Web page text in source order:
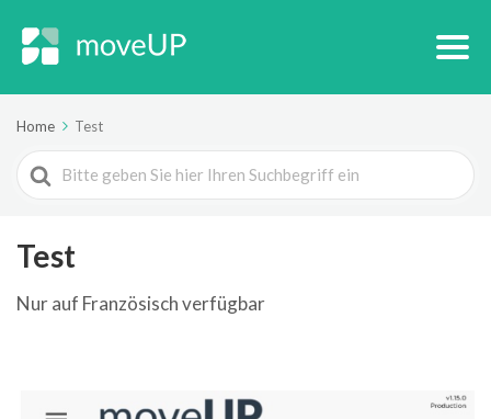
Home Test
Search
For
Test
Nur auf Französisch verfügbar